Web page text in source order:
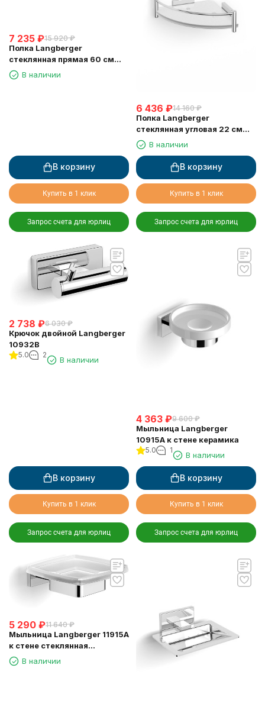
7 235 ₽15 920 ₽
Полка Langberger
стеклянная прямая 60 см
10951AВ наличии
В корзину
Купить в 1 клик
Запрос счета для юрлиц
6 436 ₽14 160 ₽
Полка Langberger
стеклянная угловая 22 см
10951BВ наличии
В корзину
Купить в 1 клик
Запрос счета для юрлиц
2 738 ₽6 030 ₽
Крючок двойной Langberger
10932B
5.0 2
В наличии
В корзину
Купить в 1 клик
Запрос счета для юрлиц
4 363 ₽9 600 ₽
Мыльница Langberger
10915A к стене керамика
5.0 1
В наличии
В корзину
Купить в 1 клик
Запрос счета для юрлиц
5 290 ₽11 640 ₽
Мыльница Langberger 11915A
к стене стеклянная
квадратная
В наличии